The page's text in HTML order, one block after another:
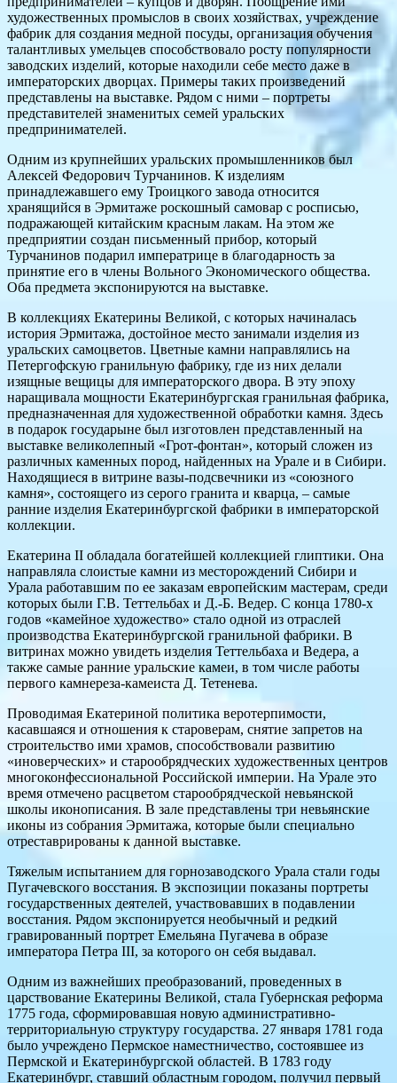
художественных промыслов в своих хозяйствах, учреждение
фабрик для создания медной посуды, организация обучения
талантливых умельцев способствовало росту популярности
заводских изделий, которые находили себе место даже в
императорских дворцах. Примеры таких произведений
представлены на выставке. Рядом с ними – портреты
представителей знаменитых семей уральских
предпринимателей.
Одним из крупнейших уральских промышленников был
Алексей Федорович Турчанинов. К изделиям
принадлежавшего ему Троицкого завода относится
хранящийся в Эрмитаже роскошный самовар с росписью,
подражающей китайским красным лакам. На этом же
предприятии создан письменный прибор, который
Турчанинов подарил императрице в благодарность за
принятие его в члены Вольного Экономического общества.
Оба предмета экспонируются на выставке.
В коллекциях Екатерины Великой, с которых начиналась
история Эрмитажа, достойное место занимали изделия из
уральских самоцветов. Цветные камни направлялись на
Петергофскую гранильную фабрику, где из них делали
изящные вещицы для императорского двора. В эту эпоху
наращивала мощности Екатеринбургская гранильная фабрика,
предназначенная для художественной обработки камня. Здесь
в подарок государыне был изготовлен представленный на
выставке великолепный «Грот-фонтан», который сложен из
различных каменных пород, найденных на Урале и в Сибири.
Находящиеся в витрине вазы-подсвечники из «союзного
камня», состоящего из серого гранита и кварца, – самые
ранние изделия Екатеринбургской фабрики в императорской
коллекции.
Екатерина II обладала богатейшей коллекцией глиптики. Она
направляла слоистые камни из месторождений Сибири и
Урала работавшим по ее заказам европейским мастерам, среди
которых были Г.В. Теттельбах и Д.-Б. Ведер. С конца 1780-х
годов «камейное художество» стало одной из отраслей
производства Екатеринбургской гранильной фабрики. В
витринах можно увидеть изделия Теттельбаха и Ведера, а
также самые ранние уральские камеи, в том числе работы
первого камнереза-камеиста Д. Тетенева.
Проводимая Екатериной политика веротерпимости,
касавшаяся и отношения к староверам, снятие запретов на
строительство ими храмов, способствовали развитию
«иноверческих» и старообрядческих художественных центров
многоконфессиональной Российской империи. На Урале это
время отмечено расцветом старообрядческой невьянской
школы иконописания. В зале представлены три невьянские
иконы из собрания Эрмитажа, которые были специально
отреставрированы к данной выставке.
Тяжелым испытанием для горнозаводского Урала стали годы
Пугачевского восстания. В экспозиции показаны портреты
государственных деятелей, участвовавших в подавлении
восстания. Рядом экспонируется необычный и редкий
гравированный портрет Емельяна Пугачева в образе
императора Петра III, за которого он себя выдавал.
Одним из важнейших преобразований, проведенных в
царствование Екатерины Великой, стала Губернская реформа
1775 года, сформировавшая новую административно-
территориальную структуру государства. 27 января 1781 года
было учреждено Пермское наместничество, состоявшее из
Пермской и Екатеринбургской областей. В 1783 году
Екатеринбург, ставший областным городом, получил первый